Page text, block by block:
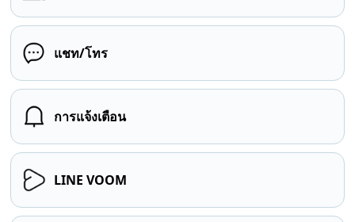
แชท/โทร
การแจ้งเตือน
LINE VOOM